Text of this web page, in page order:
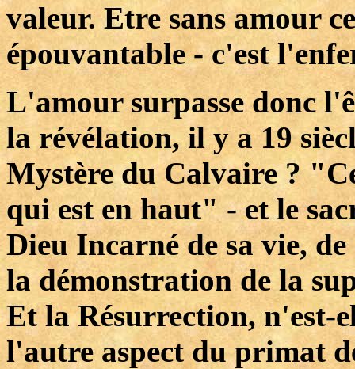
valeur. Etre sans amour
épouvantable - c'est
L'amour surpasse donc
la révélation, il y a 19
Mystère du Calvaire ?
qui est en haut" - et le
Dieu Incarné de sa vie,
la démonstration de la
Et la Résurrection, n'est-
l'autre aspect du primat